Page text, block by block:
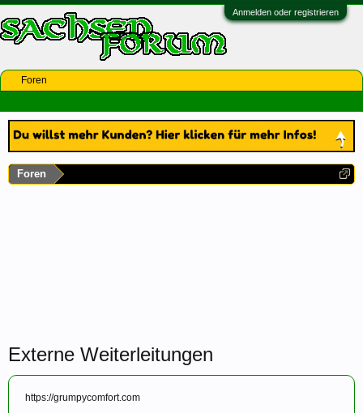
Anmelden oder registrieren
Foren
Externe Weiterleitungen
https://grumpycomfort.com
Foren